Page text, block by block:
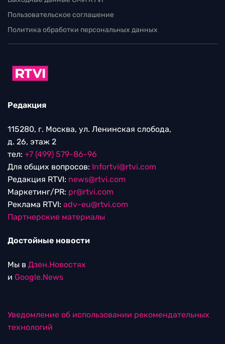
Пользовательское соглашение
Политика обработки персональных данных
Редакция
115280, г. Москва, ул. Ленинская слобода,
д. 26, этаж 2
тел: +7 (499) 579-86-96
Для общих вопросов: Infortvi@rtvi.com
Редакция RTVI: news@rtvi.com
Маркетинг/PR: pr@rtvi.com
Реклама RTVI: adv-eu@rtvi.com
Партнерские материалы
Достойные новости
Мы в Дзен.Новостях
и Google.News
Уведомление об использовании рекомендательных
технологий